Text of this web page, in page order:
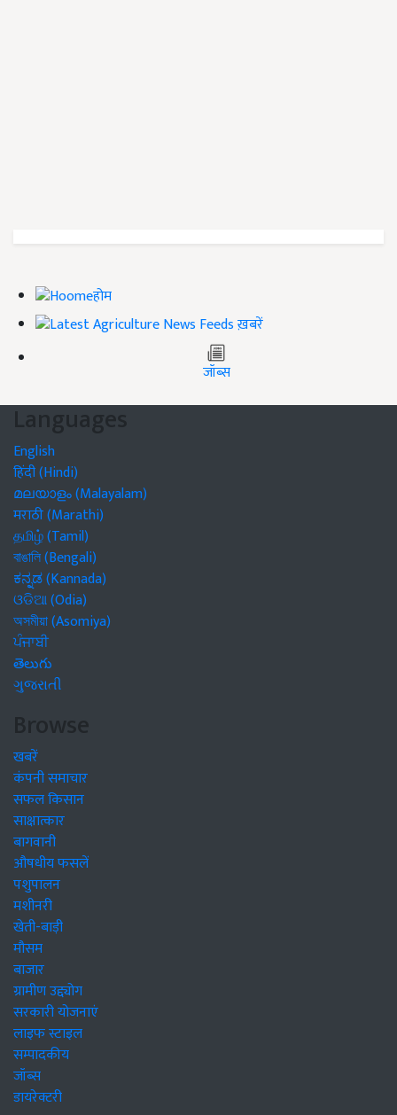
होम
ख़बरें
जॉब्स
Languages
English
हिंदी (Hindi)
മലയാളം (Malayalam)
मराठी (Marathi)
தமிழ் (Tamil)
বাঙালি (Bengali)
ಕನ್ನಡ (Kannada)
ଓଡିଆ (Odia)
অসমীয়া (Asomiya)
ਪੰਜਾਬੀ
తెలుగు
ગુજરાતી
Browse
खबरें
कंपनी समाचार
सफल किसान
साक्षात्कार
बागवानी
औषधीय फसलें
पशुपालन
मशीनरी
खेती-बाड़ी
मौसम
बाजार
ग्रामीण उद्द्योग
सरकारी योजनाएं
लाइफ स्टाइल
सम्पादकीय
जॉब्स
डायरेक्टरी